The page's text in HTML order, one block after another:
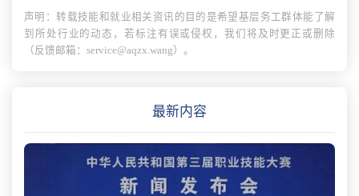
声明：转载技能和就业相关资讯的目的是希望基层务工群体能了解
到所处行业的动态，若标注有误或侵权，我们将及时更正或删除
（反馈邮箱：service@aqzx.wang）。
最新内容